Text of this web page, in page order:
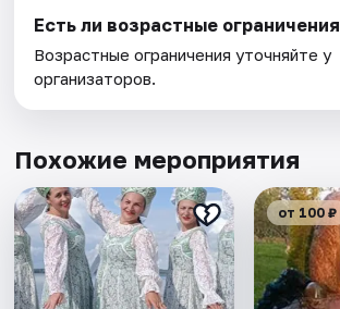
Есть ли возрастные
Возрастные ограничения уточняйте у
организаторов.
Похожие мероприятия
от 100 ₽